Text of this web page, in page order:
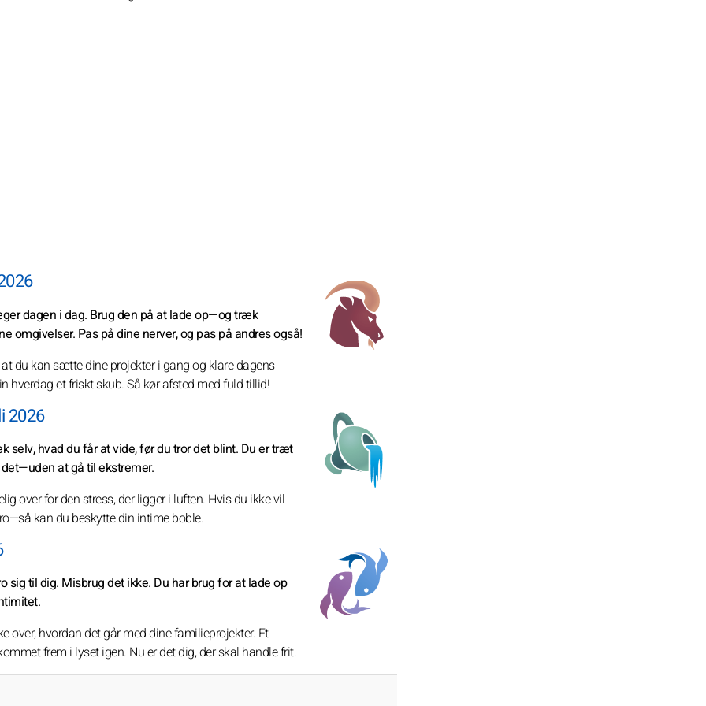
dagen i dag. Brug den på at lade op—og træk
omgivelser. Pas på dine nerver, og pas på andres også!
du kan sætte dine projekter i gang og klare dagens
hverdag et friskt skub. Så kør afsted med fuld tillid!
2026
selv, hvad du får at vide, før du tror det blint. Du er træt
at gå til ekstremer.
over for den stress, der ligger i luften. Hvis du ikke vil
kan du beskytte din intime boble.
til dig. Misbrug det ikke. Du har brug for at lade op
hvordan det går med dine familieprojekter. Et
frem i lyset igen. Nu er det dig, der skal handle frit.